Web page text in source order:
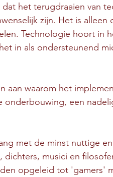
het terugdraaien van
zijn. Het is alleen
Technologie hoort in
in als ondersteunend
aan waarom het
een
met de minst nuttige
dichters, musici en
opgeleid tot 'gamers'